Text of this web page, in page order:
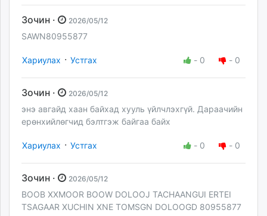
Зочин · 2026/05/12
SAWN80955877
Хариулах · Устгах - 0 - 0
Зочин · 2026/05/12
энэ авгайд хаан байхад хууль үйлчлэхгүй. Дараачийн
ерөнхийлөгчид бэлтгэж байгаа байх
Хариулах · Устгах - 0 - 0
Зочин · 2026/05/12
BOOB XXMOOR BOOW DOLOOJ TACHAANGUI ERTEI
TSAGAAR XUCHIN XNE TOMSGN DOLOOGD 80955877